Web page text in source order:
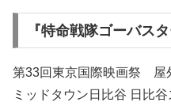
『特命戦隊ゴーバス
第33回東京国際映画祭 屋
ミッドタウン日比谷 日比